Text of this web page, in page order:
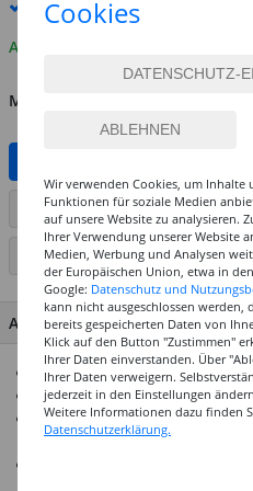
Premium-Lieferung verfügbar
Auf Lager
MENGE
ARTIKEL AUF
SEITE
ARTIKEL MERKMALE & DETAILS
Auf Wasserbasis
Lichtecht, Wetterfest,
Der Chalky-Chic Mattlack ist
Wasserbasis zur
Cookies
Wir verwenden Cookies, um Inhalte
Funktionen für soziale Medien
auf unsere Website zu analysieren.
Ihrer Verwendung unserer Website
Medien, Werbung und Analysen
der Europäischen Union, etwa in
Google: Datenschutz und
kann nicht ausgeschlossen werden,
bereits gespeicherten Daten von
Klick auf den Button "Zustimmen"
Ihrer Daten einverstanden. Über
Ihrer Daten verweigern.
jederzeit in den Einstellungen
Weitere Informationen dazu finden
Datenschutzerklärung.